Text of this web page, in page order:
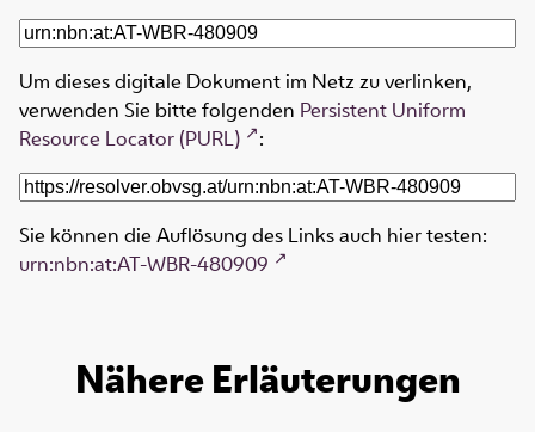
Um dieses digitale Dokument im Netz zu verlinken,
verwenden Sie bitte folgenden Persistent Uniform
Resource Locator (PURL)
:
Sie können die Auflösung des Links auch hier testen:
urn:nbn:at:AT-WBR-480909
Nähere Erläuterungen